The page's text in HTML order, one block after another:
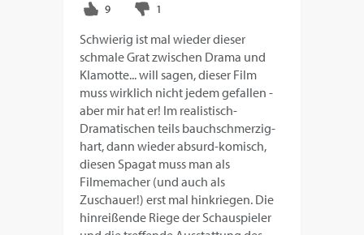
Schwierig ist mal wieder dieser
schmale Grat zwischen Drama und
Klamotte... will sagen, dieser Film
muss wirklich nicht jedem gefallen -
aber mir hat er! Im realistisch-
Dramatischen teils bauchschmerzig-
hart, dann wieder absurd-komisch,
diesen Spagat muss man als
Filmemacher (und auch als
Zuschauer!) erst mal hinkriegen. Die
hinreißende Riege der Schauspieler